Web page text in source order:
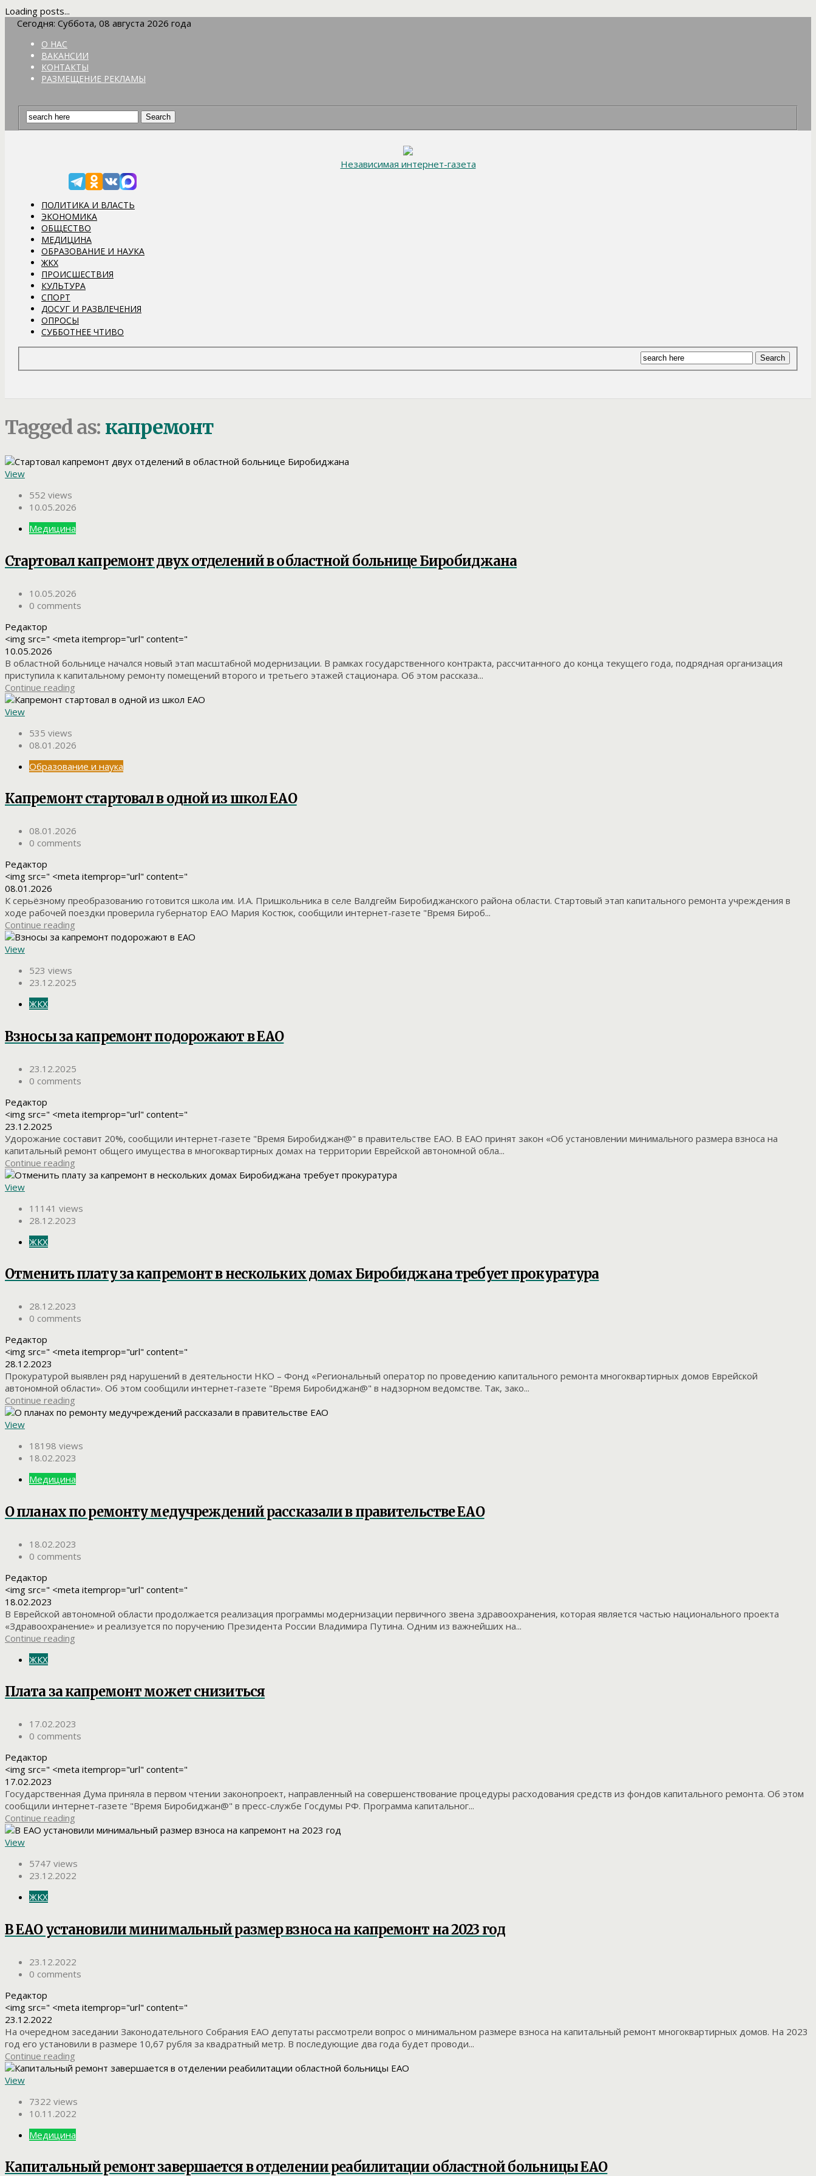
Loading posts...
Сегодня: Суббота, 08 августа 2026 года
О НАС
ВАКАНСИИ
КОНТАКТЫ
РАЗМЕЩЕНИЕ РЕКЛАМЫ
Независимая интернет-газета
ПОЛИТИКА И ВЛАСТЬ
ЭКОНОМИКА
ОБЩЕСТВО
МЕДИЦИНА
ОБРАЗОВАНИЕ И НАУКА
ЖКХ
ПРОИСШЕСТВИЯ
КУЛЬТУРА
СПОРТ
ДОСУГ И РАЗВЛЕЧЕНИЯ
ОПРОСЫ
СУББОТНЕЕ ЧТИВО
Tagged as: капремонт
View
552 views
10.05.2026
Медицина
Стартовал капремонт двух отделений в областной больнице Биробиджана
10.05.2026
0 comments
Редактор
<img src=" <meta itemprop="url" content="
10.05.2026
В областной больнице начался новый этап масштабной модернизации. В рамках государственного контракта, рассчитанного до конца текущего года, подрядная организация
приступила к капитальному ремонту помещений второго и третьего этажей стационара. Об этом рассказа...
Continue reading
View
535 views
08.01.2026
Образование и наука
Капремонт стартовал в одной из школ ЕАО
08.01.2026
0 comments
Редактор
<img src=" <meta itemprop="url" content="
08.01.2026
К серьёзному преобразованию готовится школа им. И.А. Пришкольника в селе Валдгейм Биробиджанского района области. Стартовый этап капитального ремонта учреждения в
ходе рабочей поездки проверила губернатор ЕАО Мария Костюк, сообщили интернет-газете "Время Бироб...
Continue reading
View
523 views
23.12.2025
ЖКХ
Взносы за капремонт подорожают в ЕАО
23.12.2025
0 comments
Редактор
<img src=" <meta itemprop="url" content="
23.12.2025
Удорожание составит 20%, сообщили интернет-газете "Время Биробиджан@" в правительстве ЕАО. В ЕАО принят закон «Об установлении минимального размера взноса на
капитальный ремонт общего имущества в многоквартирных домах на территории Еврейской автономной обла...
Continue reading
View
11141 views
28.12.2023
ЖКХ
Отменить плату за капремонт в нескольких домах Биробиджана требует прокуратура
28.12.2023
0 comments
Редактор
<img src=" <meta itemprop="url" content="
28.12.2023
Прокуратурой выявлен ряд нарушений в деятельности НКО – Фонд «Региональный оператор по проведению капитального ремонта многоквартирных домов Еврейской
автономной области». Об этом сообщили интернет-газете "Время Биробиджан@" в надзорном ведомстве. Так, зако...
Continue reading
View
18198 views
18.02.2023
Медицина
О планах по ремонту медучреждений рассказали в правительстве ЕАО
18.02.2023
0 comments
Редактор
<img src=" <meta itemprop="url" content="
18.02.2023
В Еврейской автономной области продолжается реализация программы модернизации первичного звена здравоохранения, которая является частью национального проекта
«Здравоохранение» и реализуется по поручению Президента России Владимира Путина. Одним из важнейших на...
Continue reading
ЖКХ
Плата за капремонт может снизиться
17.02.2023
0 comments
Редактор
<img src=" <meta itemprop="url" content="
17.02.2023
Государственная Дума приняла в первом чтении законопроект, направленный на совершенствование процедуры расходования средств из фондов капитального ремонта. Об этом
сообщили интернет-газете "Время Биробиджан@" в пресс-службе Госдумы РФ. Программа капитальног...
Continue reading
View
5747 views
23.12.2022
ЖКХ
В ЕАО установили минимальный размер взноса на капремонт на 2023 год
23.12.2022
0 comments
Редактор
<img src=" <meta itemprop="url" content="
23.12.2022
На очередном заседании Законодательного Собрания ЕАО депутаты рассмотрели вопрос о минимальном размере взноса на капитальный ремонт многоквартирных домов. На 2023
год его установили в размере 10,67 рубля за квадратный метр. В последующие два года будет проводи...
Continue reading
View
7322 views
10.11.2022
Медицина
Капитальный ремонт завершается в отделении реабилитации областной больницы ЕАО